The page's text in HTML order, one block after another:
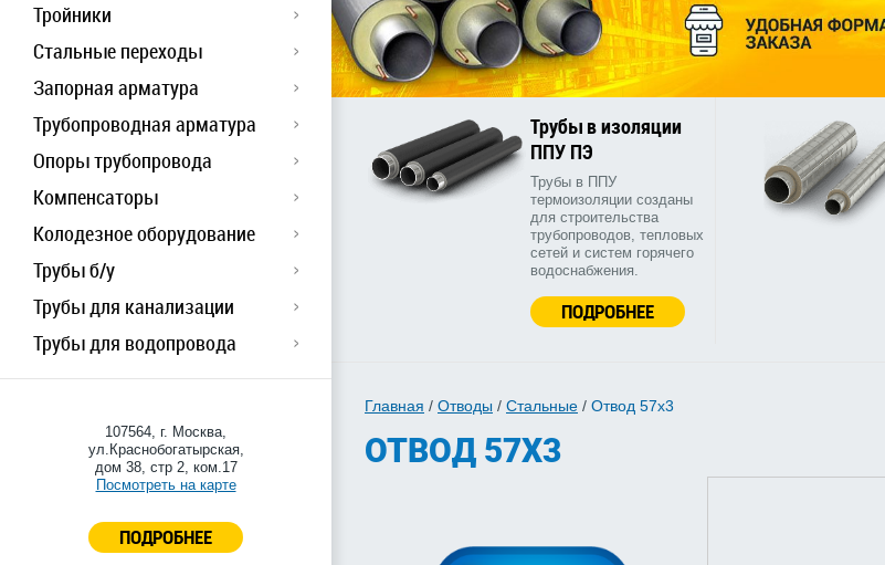
Тройники
Стальные переходы
Запорная арматура
Трубопроводная арматура
Опоры трубопровода
Компенсаторы
Колодезное оборудование
Трубы б/у
Трубы для канализации
Трубы для водопровода
107564, г. Москва,
ул.Краснобогатырская,
дом 38, стр 2, ком.17
Посмотреть на карте
ПОДРОБНЕЕ
Трубы в изоляции
ППУ ПЭ
Трубы в ППУ
термоизоляции созданы
для строительства
трубопроводов, тепловых
сетей и систем горячего
водоснабжения.
ПОДРОБНЕЕ
Главная / Отводы / Стальные / Отвод 57х3
ОТВОД 57Х3